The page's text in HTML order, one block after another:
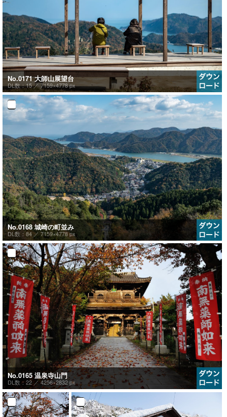
No.0171 大師山展望台
DL数：15 ／7159×4778 px
No.0168 城崎の町並み
DL数：84 ／7159×4778 px
No.0165 温泉寺山門
DL数：22 ／4256×2832 px